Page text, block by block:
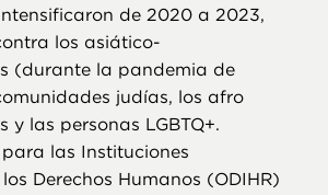
de 2020 a 2023,
los asiático-
(durante la pandemia de
judías, los afro
y las personas LGBTQ+.
las Instituciones
Derechos Humanos (ODIHR)